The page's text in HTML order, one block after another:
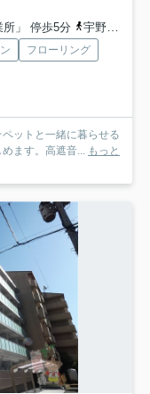
所」 停歩5分
宇野線「大元」駅 徒歩16分
フローリング
ットと一緒に暮らせる
ます。高遮音... もっと